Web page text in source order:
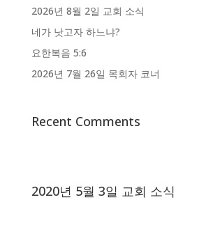
2026년 8월 2일 교회 소식
네가 낫고자 하느냐?
요한복음 5:6
2026년 7월 26일 목회자 코너
Recent Comments
2020년 5월 3일 교회 소식